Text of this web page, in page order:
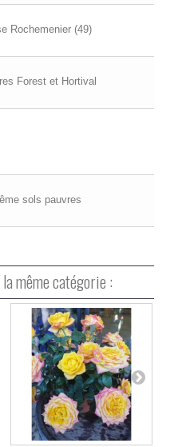
Rochemenier (49)
Forest et Hortival
sols pauvres
même catégorie :